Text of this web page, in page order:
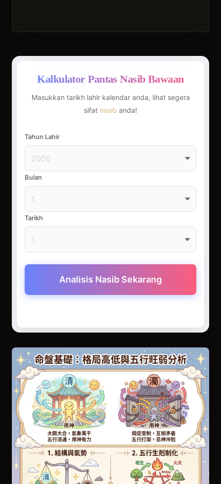
Kalkulator Pantas Nasib Bawaan
Masukkan tarikh lahir kalendar anda, lihat segera
sifat nasib anda!
Tahun Lahir
Bulan
Tarikh
Analisis Nasib Sekarang
Asas Carta Nasib: Analisis Tahap Struktur &
Kekuatan Lima Unsur
Aplikasi Hidup: Rahsia Kerjaya & Kekayaan